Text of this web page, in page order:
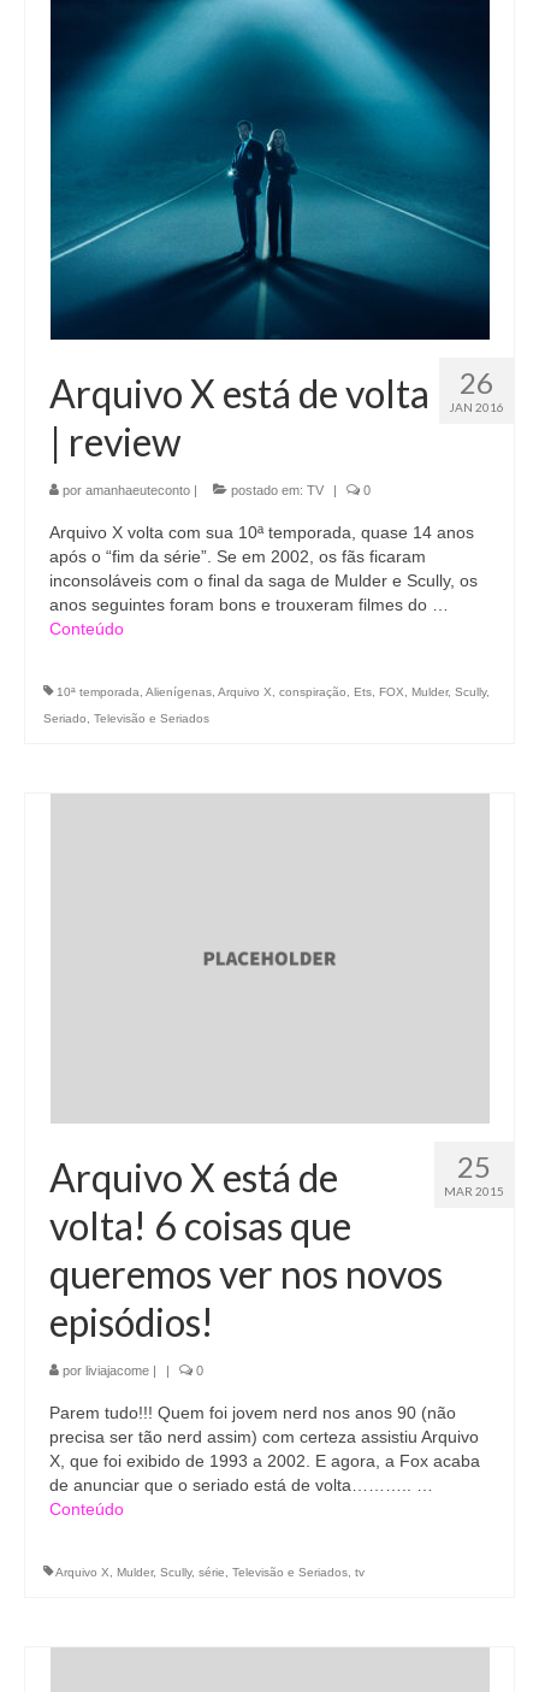
26
JAN 2016
Arquivo X está de volta
| review
por amanhaeuteconto | postado em: TV | 0
Arquivo X volta com sua 10ª temporada, quase 14 anos
após o “fim da série”. Se em 2002, os fãs ficaram
inconsoláveis com o final da saga de Mulder e Scully, os
anos seguintes foram bons e trouxeram filmes do …
Conteúdo
10ª temporada Alienígenas Arquivo X conspiração Ets FOX Mulder, Scully,
Seriado
Televisão e Seriados
25
MAR 2015
Arquivo X está de
volta! 6 coisas que
queremos ver nos novos
episódios!
por liviajacome | | 0
Parem tudo!!! Quem foi jovem nerd nos anos 90 (não
precisa ser tão nerd assim) com certeza assistiu Arquivo
X, que foi exibido de 1993 a 2002. E agora, a Fox acaba
de anunciar que o seriado está de volta……….. …
Conteúdo
Arquivo X Mulder, Scully, série Televisão e Seriados tv